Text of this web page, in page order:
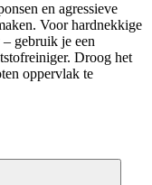
en agressieve
Voor hardnekkige
gebruik je een
Droog het
oppervlak te